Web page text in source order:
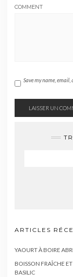
COMMENT
Save my name,
ARTICLES
YAOURT À BOIRE
BOISSON FRAÎCHE
BASILIC